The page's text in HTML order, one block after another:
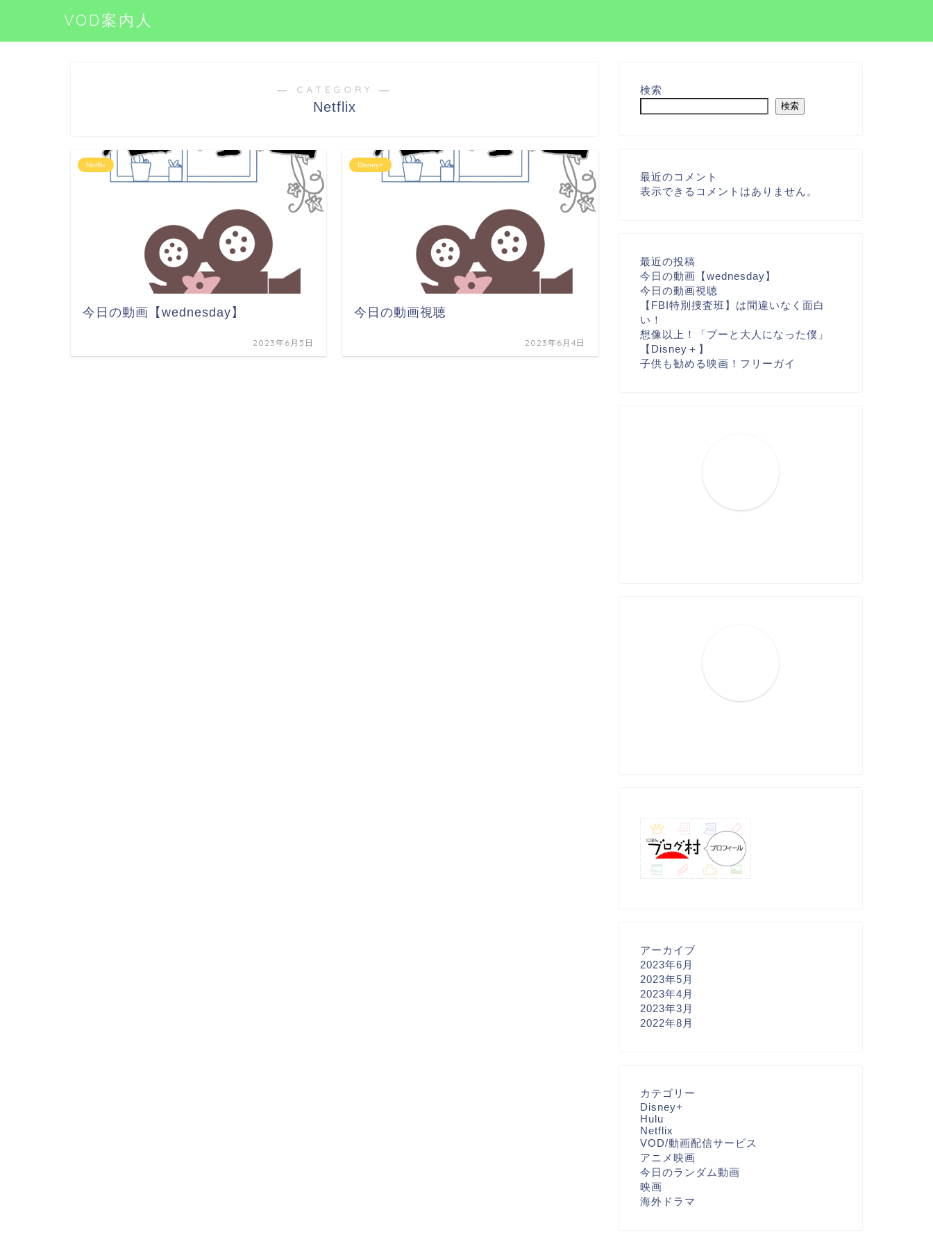
VOD案内人
― CATEGORY ―
Netflix
Netflix
今日の動画【wednesday】
2023年6月5日
Disney+
今日の動画視聴
2023年6月4日
検索
検索
最近のコメント
表示できるコメントはありません。
最近の投稿
今日の動画【wednesday】
今日の動画視聴
【FBI特別捜査班】は間違いなく面白
い！
想像以上！「プーと大人になった僕」
【Disney＋】
子供も勧める映画！フリーガイ
アーカイブ
2023年6月
2023年5月
2023年4月
2023年3月
2022年8月
カテゴリー
Disney+
Hulu
Netflix
VOD/動画配信サービス
アニメ映画
今日のランダム動画
映画
海外ドラマ